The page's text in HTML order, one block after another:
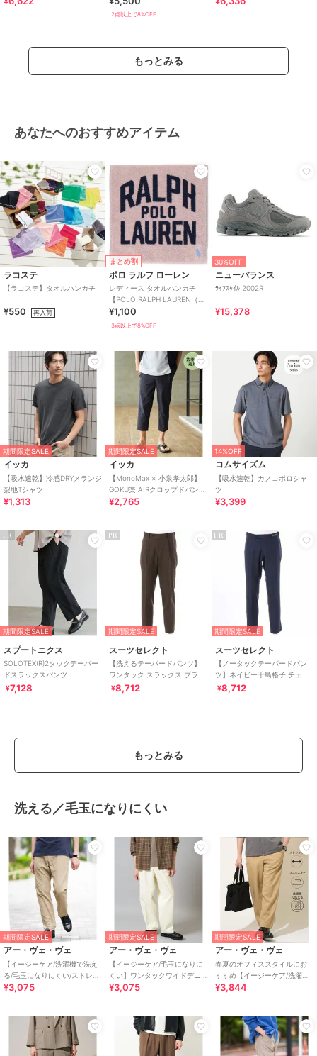
パンツ
る/ストレッチ/スキニー・ス
テーパード/
ズ/セレモニー・入学式・卒業式
スラックス
る/ ストレッチ/スキニー・ス
テーパード/ ミッドライ
/セレモニー・入学式・卒業式
就活/ブラックフォーマル（礼
装・喪服）
原産国 バングラデシュ
ツ2点以上で8%OFF
もっとみる
あなたへのおすすめアイテム
ラコステ
【ラコステ】タオルハンカチ
¥550 再入荷
まとめ割
ポロ ラルフ ローレン
レディース タオルハンカチ
【POLO RALPH LAUREN（ポ
ロ ラルフ ローレン）】
¥1,100
3点以上で8%OFF
30%OFF
ニューバランス
ﾗｲﾌｽﾀｲﾙ 2002R
¥15,378
期間限定SALE
イッカ
【吸水速乾】冷感DRYメランジ
梨地Tシャツ
¥1,313
期間限定SALE
イッカ
【MonoMax × 小泉孝太郎】
GOKU楽 AIRクロップドパンツ
「小泉孝太郎さん着用モデ
¥2,765
14%OFF
コムサイズム
【吸水速乾】カノコポロシャ
ツ
¥3,399
PR
期間限定SALE
スプートニクス
SOLOTEX(R)2タックテーパー
ドスラックスパンツ
¥7,128
PR
期間限定SALE
スーツセレクト
【洗えるテーパードパンツ】
ワンタック スラックス ブラウ
ン無地 撥水加工 ※裾上げ済み
¥8,712
PR
期間限定SALE
スーツセレクト
【ノータックテーパードパン
ツ】ネイビー千鳥格子 チェッ
ク スラックス ストレッチ ノー
¥8,712
もっとみる
洗える／毛玉になりにくい
期間限定SALE
アー・ヴェ・ヴェ
【イージーケア/洗濯機で洗え
る/毛玉になりにくい/ストレッ
チ】チノストレッチパンツ
¥3,075
期間限定SALE
アー・ヴェ・ヴェ
【イージーケア/毛玉になりに
くい】ワンタックワイドデニ
ムスラックス【ストレッチ/洗
¥3,075
期間限定SALE
アー・ヴェ・ヴェ
春夏のオフィススタイルにお
すすめ【イージーケア/洗濯機
で洗える/毛玉になりにくい/ス
¥3,844